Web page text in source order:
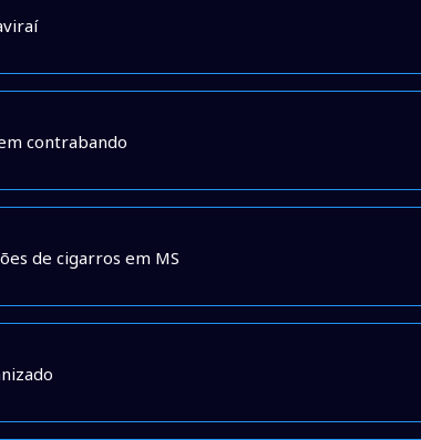
contrabando
de cigarros em MS